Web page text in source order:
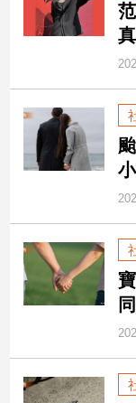
治
觀
點
民
會
焦
點
兩